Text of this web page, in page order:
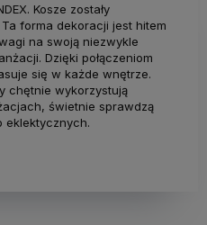
Kosze zostały
forma dekoracji jest hitem
na swoją niezwykle
Dzięki połączeniom
się w każde wnętrze.
chętnie wykorzystują
świetnie sprawdzą
eklektycznych.